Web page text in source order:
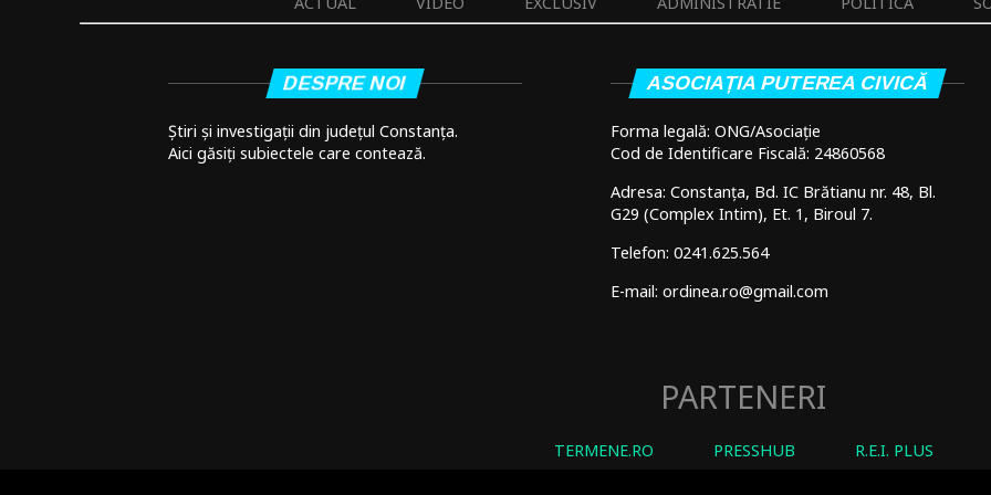
DESPRE NOI
Știri și investigații din județul Constanța.
Aici găsiți subiectele care contează.
ASOCIAȚIA PUTEREA CIVICĂ
Forma legală: ONG/Asociație
Cod de Identificare Fiscală: 24860568
Adresa: Constanța, Bd. IC Brătianu nr. 48, Bl.
G29 (Complex Intim), Et. 1, Biroul 7.
Telefon: 0241.625.564
E-mail: ordinea.ro@gmail.com
PARTENERI
TERMENE.RO PRESSHUB R.E.I. PLUS